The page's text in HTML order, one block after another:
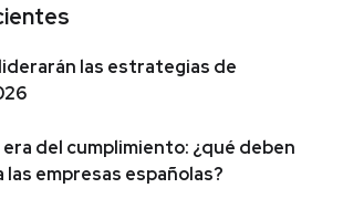
las estrategias de
era del cumplimiento: ¿qué deben
empresas españolas?